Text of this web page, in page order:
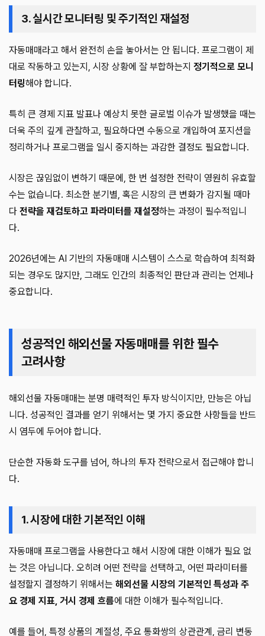
3. 실시간 모니터링 및 주기적인 재설정
자동매매라고 해서 완전히 손을 놓아서는 안 됩니다. 프로그램이 제
대로 작동하고 있는지, 시장 상황에 잘 부합하는지 정기적으로 모니
터링해야 합니다.
특히 큰 경제 지표 발표나 예상치 못한 글로벌 이슈가 발생했을 때는
더욱 주의 깊게 관찰하고, 필요하다면 수동으로 개입하여 포지션을
정리하거나 프로그램을 일시 중지하는 과감한 결정도 필요합니다.
시장은 끊임없이 변하기 때문에, 한 번 설정한 전략이 영원히 유효할
수는 없습니다. 최소한 분기별, 혹은 시장의 큰 변화가 감지될 때마
다 전략을 재검토하고 파라미터를 재설정하는 과정이 필수적입니
다.
2026년에는 AI 기반의 자동매매 시스템이 스스로 학습하여 최적화
되는 경우도 많지만, 그래도 인간의 최종적인 판단과 관리는 언제나
중요합니다.
성공적인 해외선물 자동매매를 위한 필수
고려사항
해외선물 자동매매는 분명 매력적인 투자 방식이지만, 만능은 아닙
니다. 성공적인 결과를 얻기 위해서는 몇 가지 중요한 사항들을 반드
시 염두에 두어야 합니다.
단순한 자동화 도구를 넘어, 하나의 투자 전략으로서 접근해야 합니
다.
1. 시장에 대한 기본적인 이해
자동매매 프로그램을 사용한다고 해서 시장에 대한 이해가 필요 없
는 것은 아닙니다. 오히려 어떤 전략을 선택하고, 어떤 파라미터를
설정할지 결정하기 위해서는 해외선물 시장의 기본적인 특성과 주
요 경제 지표, 거시 경제 흐름에 대한 이해가 필수적입니다.
예를 들어, 특정 상품의 계절성, 주요 통화쌍의 상관관계, 금리 변동